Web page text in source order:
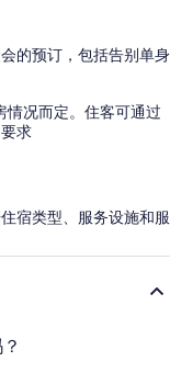
的预订，包括告别单身
况而定。住客可通过
求
宿类型、服务设施和服